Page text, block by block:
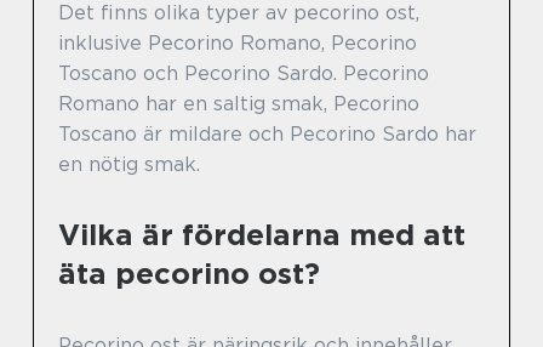
Det finns olika typer av pecorino ost,
inklusive Pecorino Romano, Pecorino
Toscano och Pecorino Sardo. Pecorino
Romano har en saltig smak, Pecorino
Toscano är mildare och Pecorino Sardo har
en nötig smak.
Vilka är fördelarna med att
äta pecorino ost?